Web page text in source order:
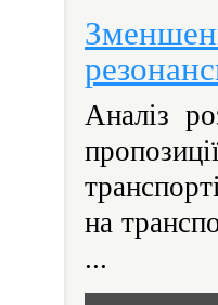
Аналіз
на
...